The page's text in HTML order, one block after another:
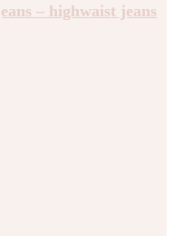
– highwaist jeans